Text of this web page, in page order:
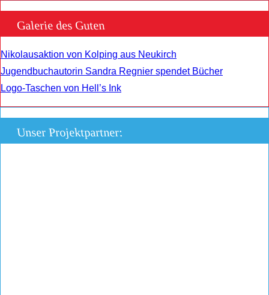
Galerie des Guten
Nikolausaktion von Kolping aus Neukirch
Jugendbuchautorin Sandra Regnier spendet Bücher
Logo-Taschen von Hell’s Ink
Unser Projektpartner: